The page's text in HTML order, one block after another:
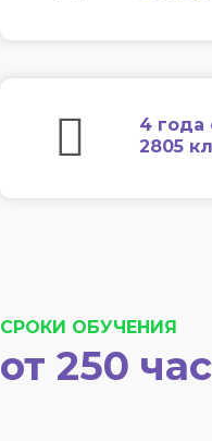
4 года
2805
СРОКИ ОБУЧЕНИЯ
от 250